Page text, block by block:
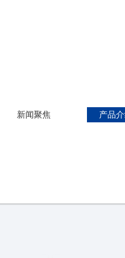
新闻聚焦 产品